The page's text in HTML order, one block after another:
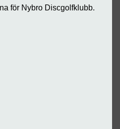
för Nybro Discgolfklubb.